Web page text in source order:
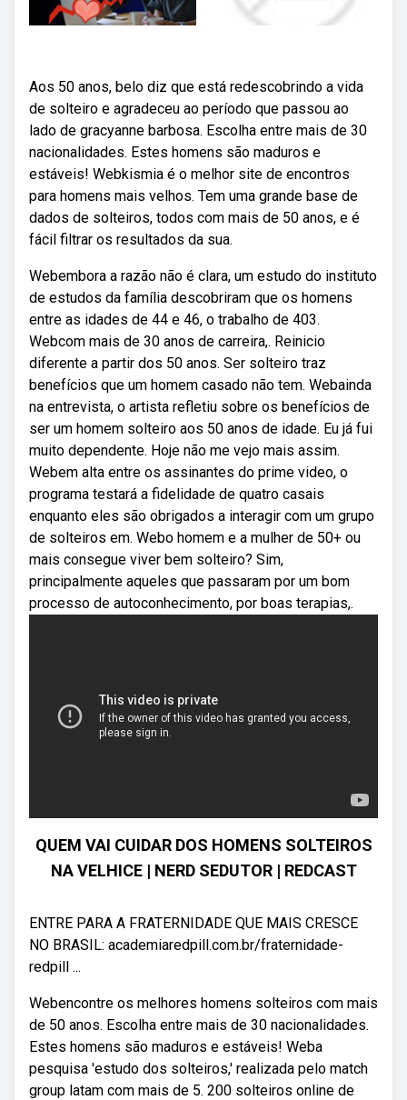
Aos 50 anos, belo diz que está redescobrindo a vida
de solteiro e agradeceu ao período que passou ao
lado de gracyanne barbosa. Escolha entre mais de 30
nacionalidades. Estes homens são maduros e
estáveis! Webkismia é o melhor site de encontros
para homens mais velhos. Tem uma grande base de
dados de solteiros, todos com mais de 50 anos, e é
fácil filtrar os resultados da sua.
Webembora a razão não é clara, um estudo do instituto
de estudos da família descobriram que os homens
entre as idades de 44 e 46, o trabalho de 403.
Webcom mais de 30 anos de carreira,. Reinicio
diferente a partir dos 50 anos. Ser solteiro traz
benefícios que um homem casado não tem. Webainda
na entrevista, o artista refletiu sobre os benefícios de
ser um homem solteiro aos 50 anos de idade. Eu já fui
muito dependente. Hoje não me vejo mais assim.
Webem alta entre os assinantes do prime video, o
programa testará a fidelidade de quatro casais
enquanto eles são obrigados a interagir com um grupo
de solteiros em. Webo homem e a mulher de 50+ ou
mais consegue viver bem solteiro? Sim,
principalmente aqueles que passaram por um bom
processo de autoconhecimento, por boas terapias,.
QUEM VAI CUIDAR DOS HOMENS SOLTEIROS
NA VELHICE | NERD SEDUTOR | REDCAST
ENTRE PARA A FRATERNIDADE QUE MAIS CRESCE
NO BRASIL: academiaredpill.com.br/fraternidade-
redpill ...
Webencontre os melhores homens solteiros com mais
de 50 anos. Escolha entre mais de 30 nacionalidades.
Estes homens são maduros e estáveis! Weba
pesquisa 'estudo dos solteiros,' realizada pelo match
group latam com mais de 5. 200 solteiros online de